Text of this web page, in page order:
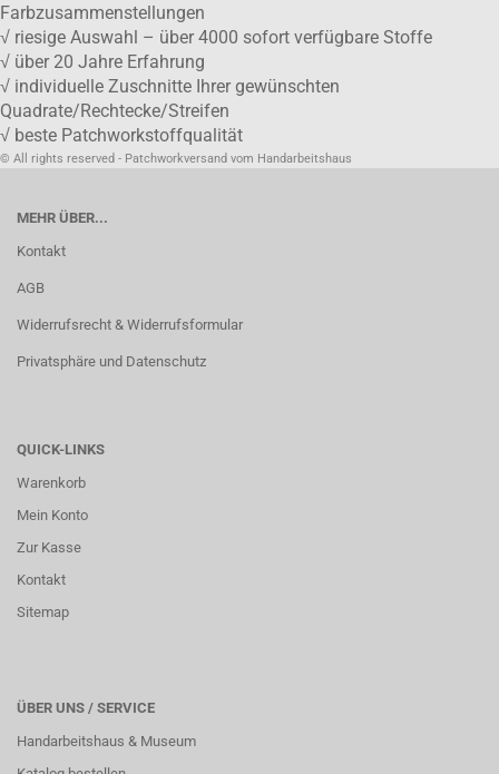
Farbzusammenstellungen
√ riesige Auswahl – über 4000 sofort verfügbare Stoffe
√ über 20 Jahre Erfahrung
√ individuelle Zuschnitte Ihrer gewünschten
Quadrate/Rechtecke/Streifen
√ beste Patchworkstoffqualität
© All rights reserved - Patchworkversand vom Handarbeitshaus
MEHR ÜBER...
Kontakt
AGB
Widerrufsrecht & Widerrufsformular
Privatsphäre und Datenschutz
QUICK-LINKS
Warenkorb
Mein Konto
Zur Kasse
Kontakt
Sitemap
ÜBER UNS / SERVICE
Handarbeitshaus & Museum